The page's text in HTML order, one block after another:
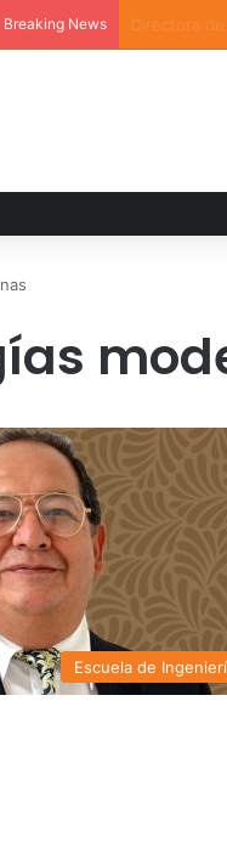
Breaking News La
Escuela de